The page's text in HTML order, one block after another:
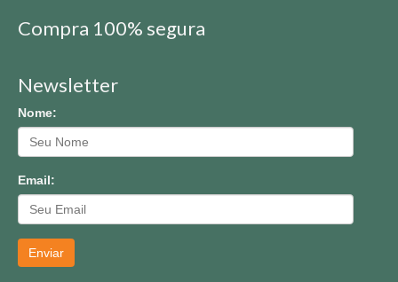
Compra 100% segura
Newsletter
Nome:
Email:
Enviar